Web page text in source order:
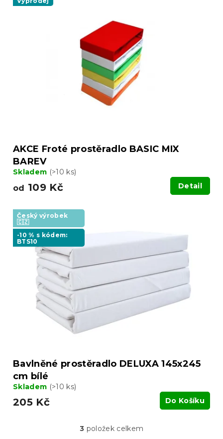
AKCE Froté prostěradlo BASIC MIX
BAREV
Skladem (>10 ks)
od 109 Kč Detail
Český výrobek
🇨🇿
-10 % s kódem:
BTS10
Bavlněné prostěradlo DELUXA 145x245
cm bílé
Skladem (>10 ks)
205 Kč Do Košíku
O
3 položek celkem